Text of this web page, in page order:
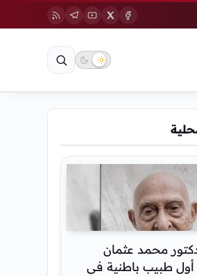
محمد عثمان
طبيب باطنية في